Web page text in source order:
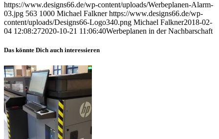
https://www.designs66.de/wp-content/uploads/Werbeplanen-Alarm-
03.jpg 563 1000 Michael Falkner https://www.designs66.de/wp-
content/uploads/Designs66-Logo340.png Michael Falkner2018-02-
04 12:08:272020-10-21 11:06:40Werbeplanen in der Nachbarschaft
Das könnte Dich auch interessieren